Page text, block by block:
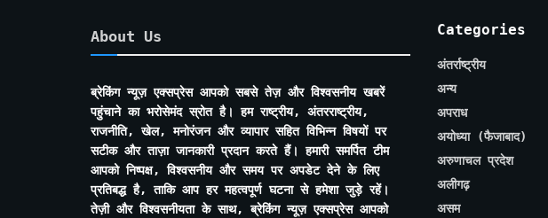
About Us
ब्रेकिंग न्यूज़ एक्सप्रेस आपको सबसे तेज़ और विश्वसनीय खबरें
पहुंचाने का भरोसेमंद स्रोत है। हम राष्ट्रीय, अंतरराष्ट्रीय,
राजनीति, खेल, मनोरंजन और व्यापार सहित विभिन्न विषयों पर
सटीक और ताज़ा जानकारी प्रदान करते हैं। हमारी समर्पित टीम
आपको निष्पक्ष, विश्वसनीय और समय पर अपडेट देने के लिए
प्रतिबद्ध है, ताकि आप हर महत्वपूर्ण घटना से हमेशा जुड़े रहें।
तेज़ी और विश्वसनीयता के साथ, ब्रेकिंग न्यूज़ एक्सप्रेस आपको
Categories
अंतर्राष्ट्रीय
अन्य
अपराध
अयोध्या (फैजाबाद)
अरुणाचल प्रदेश
अलीगढ़
असम